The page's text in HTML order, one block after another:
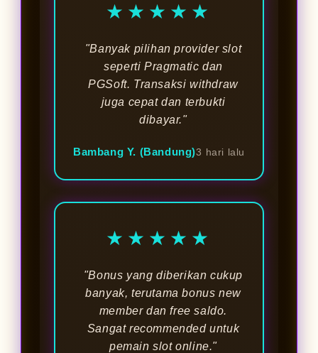
★★★★★
"Banyak pilihan provider slot
seperti Pragmatic dan
PGSoft. Transaksi withdraw
juga cepat dan terbukti
dibayar."
Bambang Y. (Bandung)3 hari lalu
★★★★★
"Bonus yang diberikan cukup
banyak, terutama bonus new
member dan free saldo.
Sangat recommended untuk
pemain slot online."